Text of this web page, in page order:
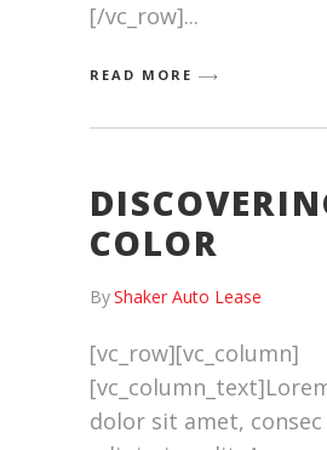
[/vc_row]
READ MORE
COLOR
ByShaker Auto Lease
[vc_row][vc_column]
dolor sit amet,